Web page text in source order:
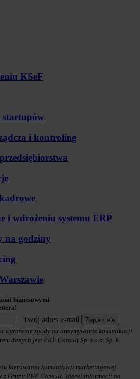
KSeF
startupów
i kontroling
i wdrożeniu systemu ERP
na godziny
biznesowymi
Twój adres e-mail
Zapisz się
wyrażenie zgody na otrzymywanie komunikacji
danych jest PKF Consult Sp. z o.o. Sp. k.
kierowania komunikacji marketingowej
z Grupy PKF Consult. Więcej informacji na